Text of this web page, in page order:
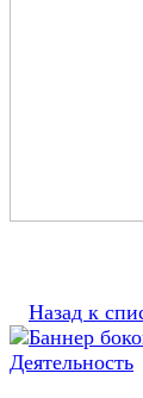
Назад к
Деятельность